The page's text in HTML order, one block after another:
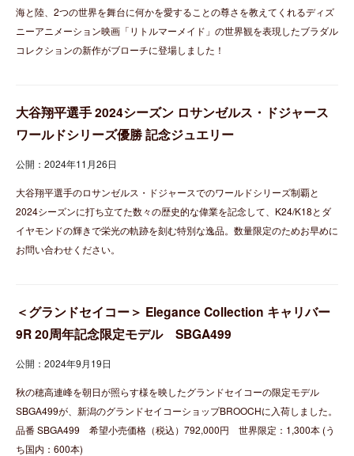
海と陸、2つの世界を舞台に何かを愛することの尊さを教えてくれるディズ
ニーアニメーション映画「リトルマーメイド」の世界観を表現したブラダル
コレクションの新作がブローチに登場しました！
大谷翔平選手 2024シーズン ロサンゼルス・ドジャース
ワールドシリーズ優勝 記念ジュエリー
公開：2024年11月26日
大谷翔平選手のロサンゼルス・ドジャースでのワールドシリーズ制覇と
2024シーズンに打ち立てた数々の歴史的な偉業を記念して、K24/K18とダ
イヤモンドの輝きで栄光の軌跡を刻む特別な逸品。数量限定のためお早めに
お問い合わせください。
＜グランドセイコー＞ Elegance Collection キャリバー
9R 20周年記念限定モデル SBGA499
公開：2024年9月19日
秋の穂高連峰を朝日が照らす様を映したグランドセイコーの限定モデル
SBGA499が、新潟のグランドセイコーショップBROOCHに入荷しました。
品番 SBGA499 希望小売価格（税込）792,000円 世界限定：1,300本 (う
ち国内：600本)